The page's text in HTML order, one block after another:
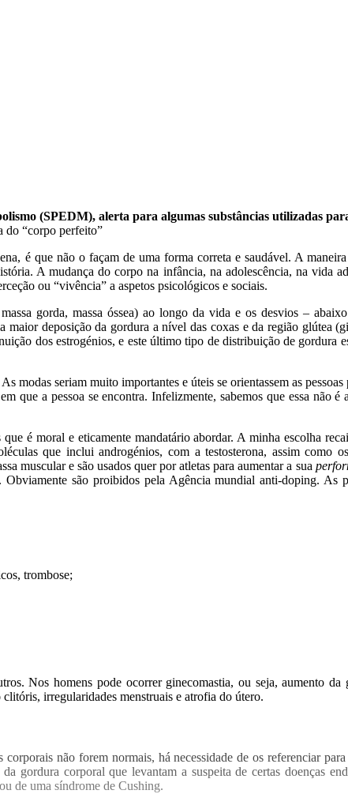
(SPEDM), alerta para algumas substâncias utilizadas
é que não o façam de uma forma correta e saudável. A
A mudança do corpo na infância, na adolescência, na vida
ou “vivência” a aspetos psicológicos e sociais.
gorda, massa óssea) ao longo da vida e os desvios –
deposição da gordura a nível das coxas e da região glútea
dos estrogénios, e este último tipo de distribuição de gordura
seriam muito importantes e úteis se orientassem as
que a pessoa se encontra. Infelizmente, sabemos que essa não
é moral e eticamente mandatário abordar. A minha escolha
que inclui androgénios, com a testosterona, assim como
muscular e são usados quer por atletas para aumentar a sua
são proibidos pela Agência mundial anti-doping. As
trombose;
Nos homens pode ocorrer ginecomastia, ou seja, aumento da
irregularidades menstruais e atrofia do útero.
não forem normais, há necessidade de os referenciar
gordura corporal que levantam a suspeita de certas doenças
de uma síndrome de Cushing.